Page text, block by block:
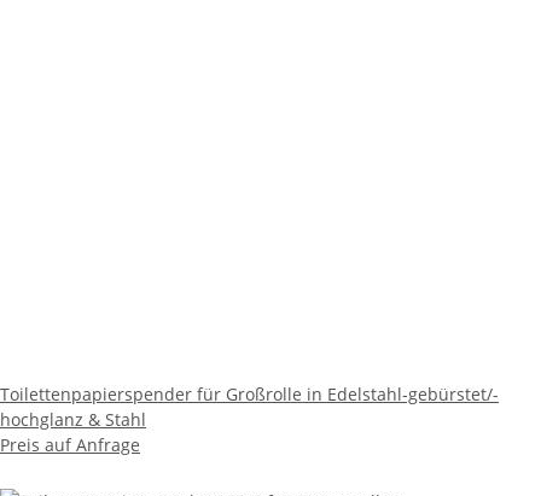
Toilettenpapierspender für Großrolle in Edelstahl-gebürstet/-
hochglanz & Stahl
Preis auf Anfrage